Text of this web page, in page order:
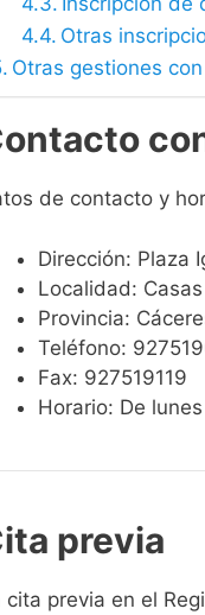
Otras
Otras gestiones
de contacto y
Dirección: Plaza
Localidad:
Provincia:
Teléfono:
Fax: 927519119
Horario: De
previa
cita previa en el